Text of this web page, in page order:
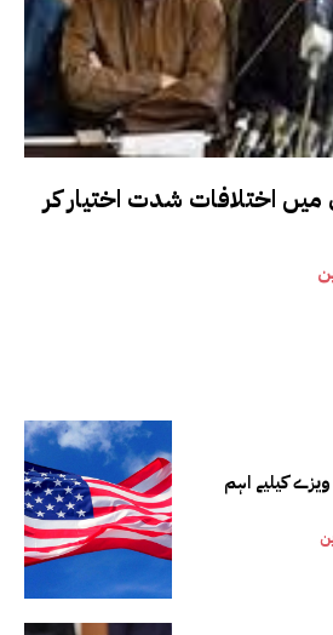
میں اختلافات شدت اختیار کر
کیلیے اہم